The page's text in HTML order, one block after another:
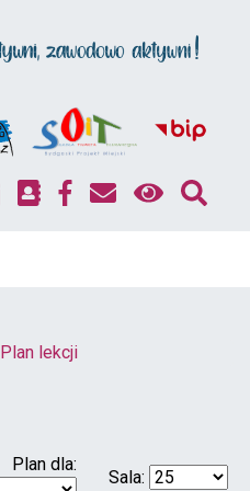
Plan lekcji
Plan dla:
Sala: